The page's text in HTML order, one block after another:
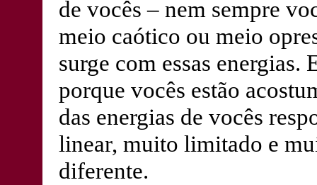
de vocês – nem sempre
meio caótico ou meio
surge com essas
porque vocês estão
das energias de vocês
linear, muito limitado e
diferente.